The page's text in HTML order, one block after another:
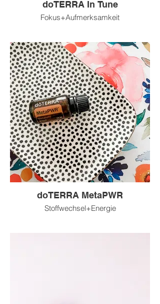
doTERRA In Tune
Fokus+Aufmerksamkeit
doTERRA MetaPWR
Stoffwechsel+Energie